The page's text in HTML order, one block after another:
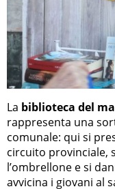
La biblioteca del
rappresenta una
comunale: qui si
circuito provinciale,
l’ombrellone e si
avvicina i giovani al